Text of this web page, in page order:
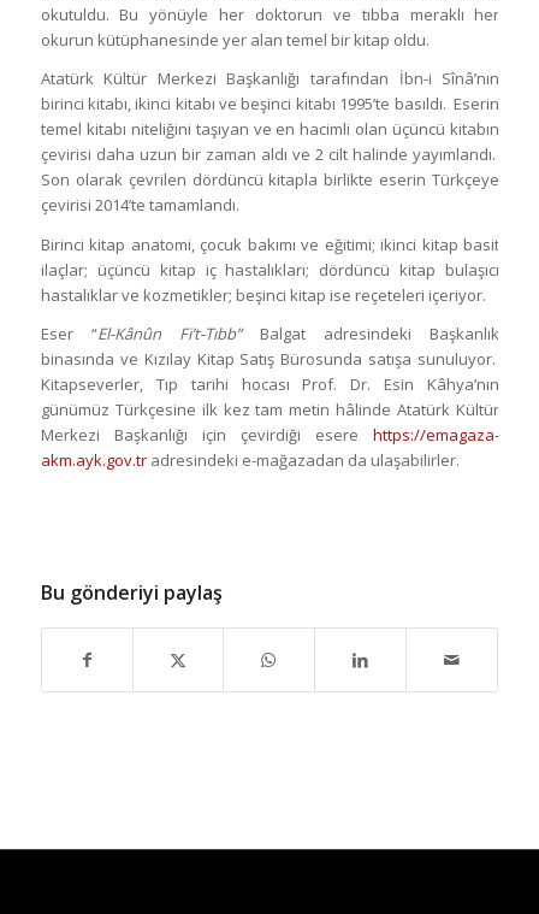
okutuldu. Bu yönüyle her doktorun ve tıbba meraklı her
okurun kütüphanesinde yer alan temel bir kitap oldu.
Atatürk Kültür Merkezi Başkanlığı tarafından İbn-i Sînâ’nın
birinci kitabı, ikinci kitabı ve beşinci kitabı 1995’te basıldı. Eserin
temel kitabı niteliğini taşıyan ve en hacimli olan üçüncü kitabın
çevirisi daha uzun bir zaman aldı ve 2 cilt halinde yayımlandı.
Son olarak çevrilen dördüncü kitapla birlikte eserin Türkçeye
çevirisi 2014’te tamamlandı.
Birinci kitap anatomi, çocuk bakımı ve eğitimi; ikinci kitap basit
ilaçlar; üçüncü kitap iç hastalıkları; dördüncü kitap bulaşıcı
hastalıklar ve kozmetikler; beşinci kitap ise reçeteleri içeriyor.
Eser “El-Kânûn Fi’t-Tıbb”Balgat adresindeki Başkanlık
binasında ve Kızılay Kitap Satış Bürosunda satışa sunuluyor.
Kitapseverler, Tıp tarihi hocası Prof. Dr. Esin Kâhya’nın
günümüz Türkçesine ilk kez tam metin hâlinde Atatürk Kültür
Merkezi Başkanlığı için çevirdiği eserehttps://emagaza-
akm.ayk.gov.tradresindeki e-mağazadan da ulaşabilirler.
Bu gönderiyi paylaş